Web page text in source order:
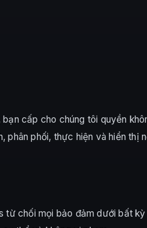
cấp cho chúng tôi quyền
phối, thực hiện và hiển thị
chối mọi bảo đảm dưới bất